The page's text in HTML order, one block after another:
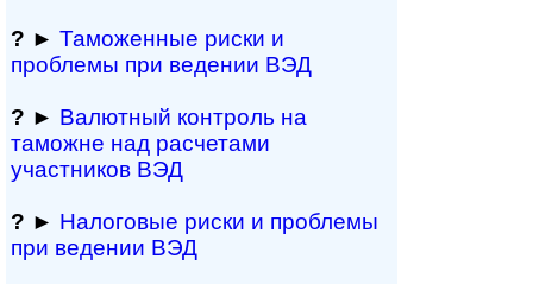
? ► Таможенные риски и
проблемы при ведении ВЭД
? ► Валютный контроль на
таможне над рас­че­та­ми
участников ВЭД
? ► Налоговые риски и проблемы
при ведении ВЭД